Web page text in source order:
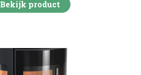
Bekijk product